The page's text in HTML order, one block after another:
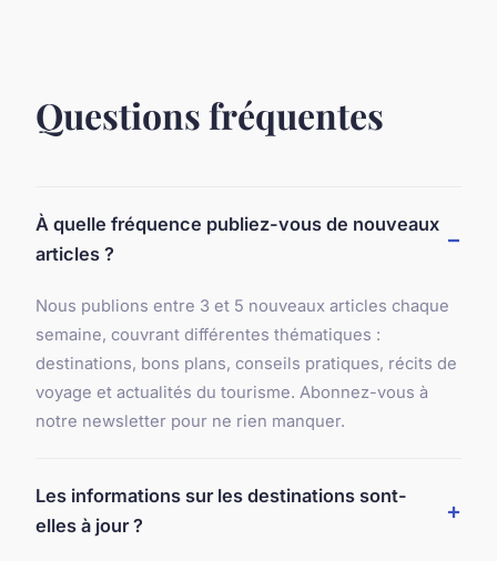
Questions fréquentes
À quelle fréquence publiez-vous de nouveaux
articles ?
Nous publions entre 3 et 5 nouveaux articles chaque
semaine, couvrant différentes thématiques :
destinations, bons plans, conseils pratiques, récits de
voyage et actualités du tourisme. Abonnez-vous à
notre newsletter pour ne rien manquer.
Les informations sur les destinations sont-
elles à jour ?